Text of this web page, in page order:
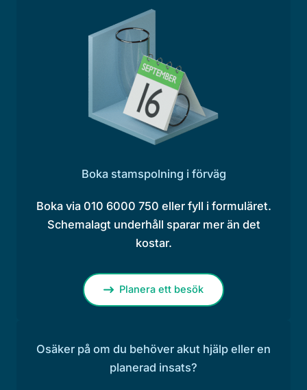
Boka stamspolning i förväg
Boka via 010 6000 750 eller fyll i formuläret.
Schemalagt underhåll sparar mer än det
kostar.
Planera ett besök
Osäker på om du behöver akut hjälp eller en
planerad insats?